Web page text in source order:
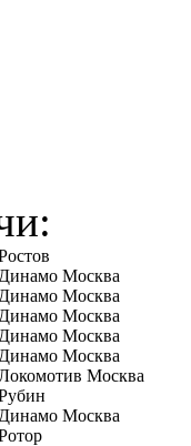
Динамо Москва
Динамо Москва
Динамо Москва
Динамо Москва
Динамо Москва
Москва
Динамо Москва